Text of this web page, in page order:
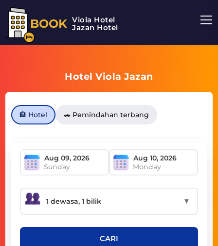
BOOK Viola Hotel
Jazan Hotel
Hotel Viola Jazan
🏨 Hotel 🚗 Pemindahan terbang
Sunday Monday
▼
CARI